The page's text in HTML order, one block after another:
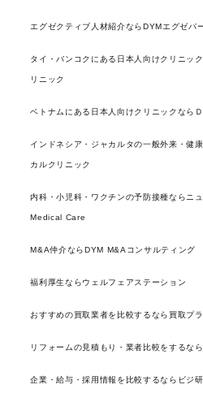
エグゼクティブ人材紹介ならDYMエグゼパ
タイ・バンコクにある日本人向けクリニッ
リニック
ベトナムにある日本人向けクリニックなら
インドネシア・ジャカルタの一般外来・健
カルクリニック
内科・小児科・ワクチンの予防接種ならニ
Medical Care
M&A仲介ならDYM M&Aコンサルティング
福利厚生ならウェルフェアステーション
おすすめの買取業者を比較するなら買取プ
リフォームの見積もり・業者比較をするな
企業・給与・採用情報を比較するならビジ